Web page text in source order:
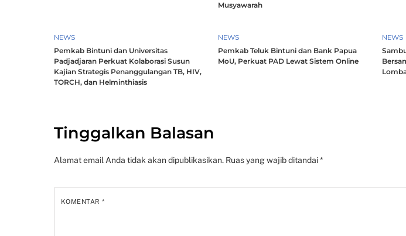
Musyawarah
NEWS
Pemkab Bintuni dan Universitas
Padjadjaran Perkuat Kolaborasi Susun
Kajian Strategis Penanggulangan TB, HIV,
TORCH, dan Helminthiasis
NEWS
Pemkab Teluk Bintuni dan Bank Papua
MoU, Perkuat PAD Lewat Sistem Online
NEWS
Tinggalkan Balasan
Alamat email Anda tidak akan dipublikasikan. Ruas yang wajib ditandai*
KOMENTAR*